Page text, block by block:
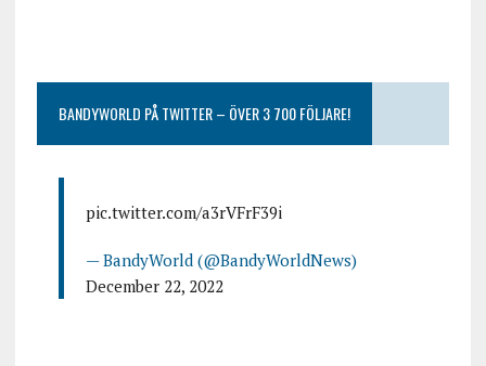
BANDYWORLD PÅ TWITTER – ÖVER 3 700 FÖLJARE!
pic.twitter.com/a3rVFrF39i
— BandyWorld (@BandyWorldNews)
December 22, 2022